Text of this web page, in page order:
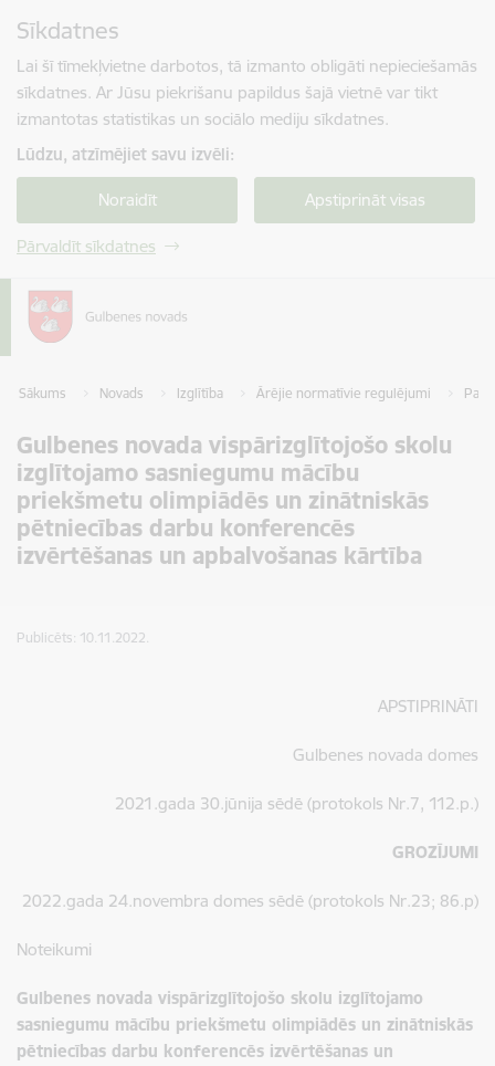
Sīkdatnes
Lai šī tīmekļvietne darbotos, tā izmanto obligāti nepieciešamās
sīkdatnes. Ar Jūsu piekrišanu papildus šajā vietnē var tikt
izmantotas statistikas un sociālo mediju sīkdatnes.
Lūdzu, atzīmējiet savu izvēli:
Noraidīt Apstiprināt visas
Pārvaldīt sīkdatnes
Sākums Novads Izglītība Ārējie normatīvie regulējumi
Gulbenes novada vispārizglītojošo skolu
izglītojamo sasniegumu mācību
priekšmetu olimpiādēs un zinātniskās
pētniecības darbu konferencēs
izvērtēšanas un apbalvošanas kārtība
Publicēts: 10.11.2022.
APSTIPRINĀTI
Gulbenes novada domes
2021.gada 30.jūnija sēdē (protokols Nr.7, 112.p.)
GROZĪJUMI
2022.gada 24.novembra domes sēdē (protokols Nr.23; 86.p)
Noteikumi
Gulbenes novada vispārizglītojošo skolu izglītojamo
sasniegumu mācību priekšmetu olimpiādēs un zinātniskās
pētniecības darbu konferencēs izvērtēšanas un